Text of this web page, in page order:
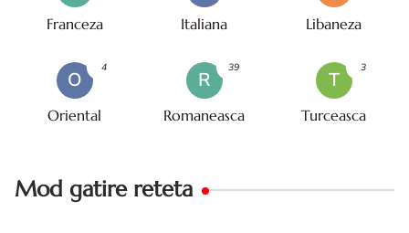
Franceza Italiana Libaneza
O
Oriental
4
R
Romaneasca
39
T
Turceasca
3
Mod gatire reteta